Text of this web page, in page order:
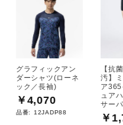
ドライク
弱い操
グができ
グラフィックアン
ダーシャツ(ローネ
ック／長袖)
￥4,070
品番: 12JADP88
【抗
汚】
ア365
ュア
サー
￥